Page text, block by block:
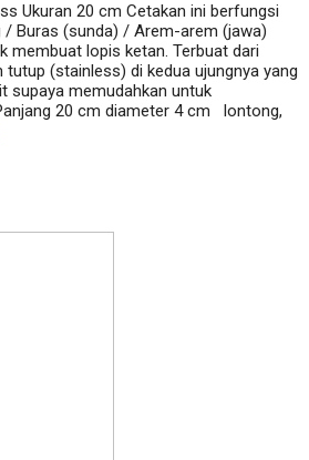
Ukuran 20 cm Cetakan ini berfungsi
Buras (sunda) / Arem-arem (jawa)
membuat lopis ketan. Terbuat dari
(stainless) di kedua ujungnya yang
supaya memudahkan untuk
20 cm diameter 4 cm lontong,